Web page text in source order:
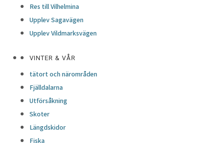
Res till Vilhelmina
Upplev Sagavägen
Upplev Vildmarksvägen
VINTER & VÅR
tätort och närområden
Fjälldalarna
Utförsåkning
Skoter
Längdskidor
Fiska